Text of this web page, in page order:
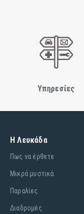
Υπηρεσίες
Η Λευκάδα
Πως να έρθετε
Μικρά μυστικά
Παραλίες
Διαδρομές